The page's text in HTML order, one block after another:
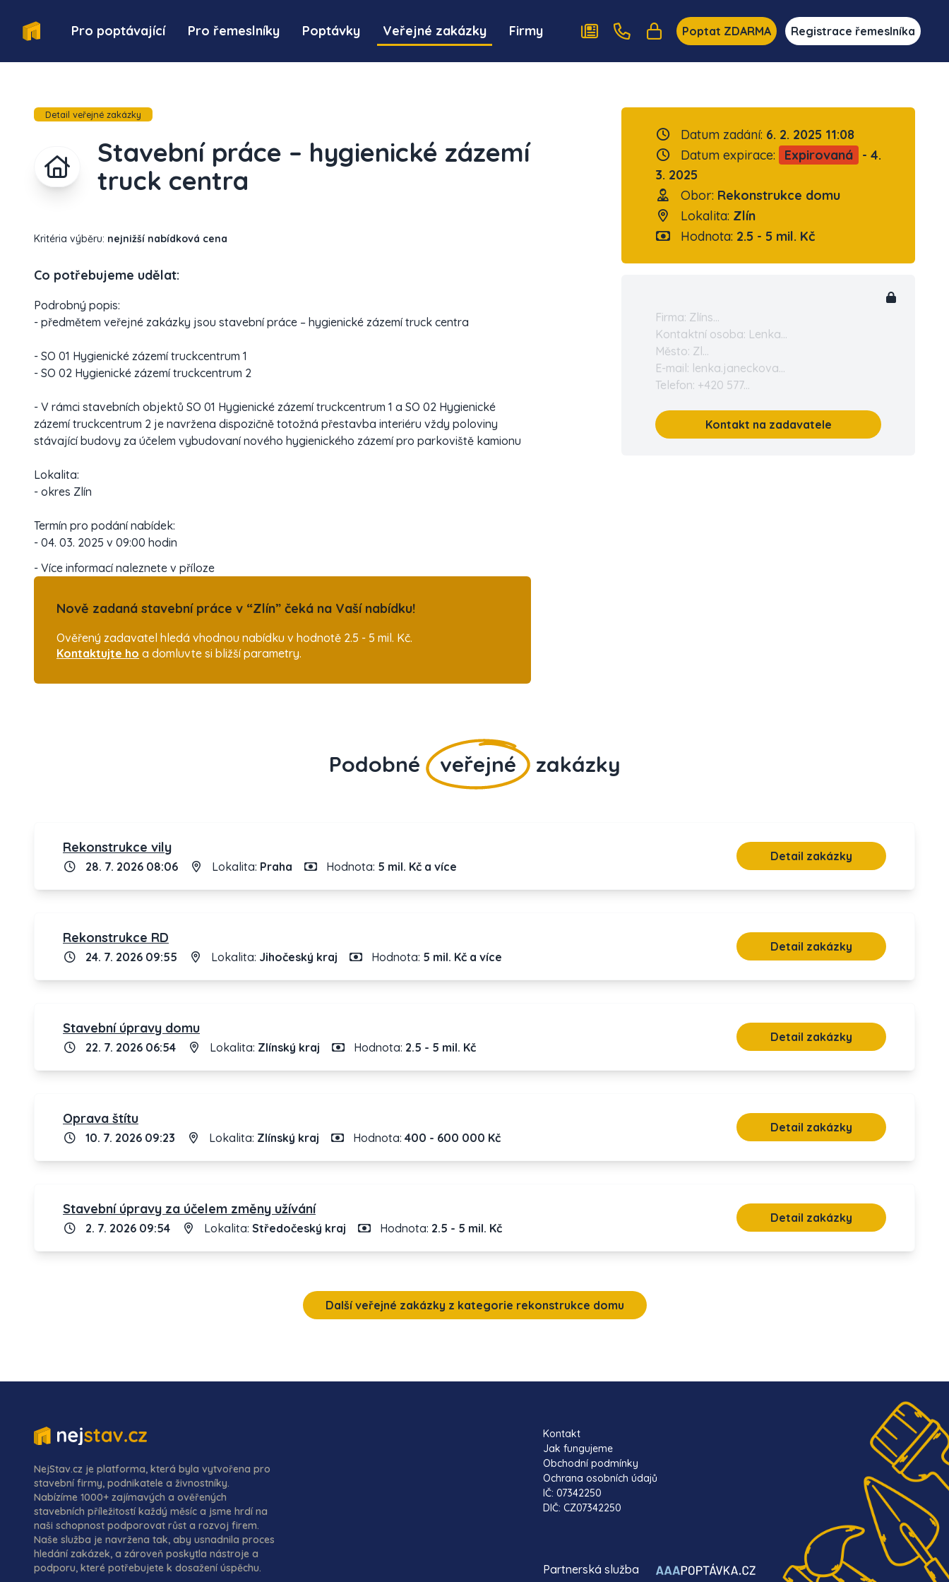
Pro poptávající Pro řemeslníky Poptávky Veřejné zakázky Firmy Poptat ZDARMA Registrace řemeslníka
Detail veřejné zakázky
Stavební práce – hygienické zázemí
truck centra
Kritéria výběru: nejnižší nabídková cena
Co potřebujeme udělat:
Podrobný popis:
- předmětem veřejné zakázky jsou stavební práce – hygienické zázemí truck centra
- SO 01 Hygienické zázemí truckcentrum 1
- SO 02 Hygienické zázemí truckcentrum 2
- V rámci stavebních objektů SO 01 Hygienické zázemí truckcentrum 1 a SO 02 Hygienické
zázemí truckcentrum 2 je navržena dispozičně totožná přestavba interiéru vždy poloviny
stávající budovy za účelem vybudovaní nového hygienického zázemí pro parkoviště kamionu
Lokalita:
- okres Zlín
Termín pro podání nabídek:
- 04. 03. 2025 v 09:00 hodin
- Více informací naleznete v příloze
Nově zadaná stavební práce v “Zlín” čeká na Vaší nabídku!
Ověřený zadavatel hledá vhodnou nabídku v hodnotě 2.5 - 5 mil. Kč.
Kontaktujte ho a domluvte si bližší parametry.
Datum zadání: 6. 2. 2025 11:08
Datum expirace:
Expirovaná
- 4.
3. 2025
Obor: Rekonstrukce domu
Lokalita: Zlín
Hodnota: 2.5 - 5 mil. Kč
Firma: Zlíns...
Kontaktní osoba: Lenka...
Město: Zl...
E-mail: lenka.janeckova...
Telefon: +420 577...
Kontakt na zadavatele
Podobné veřejné zakázky
Rekonstrukce vily
28. 7. 2026 08:06 Lokalita: Praha Hodnota: 5 mil. Kč a více
Detail zakázky
Rekonstrukce RD
24. 7. 2026 09:55 Lokalita: Jihočeský kraj Hodnota: 5 mil. Kč a více
Detail zakázky
Stavební úpravy domu
22. 7. 2026 06:54 Lokalita: Zlínský kraj Hodnota: 2.5 - 5 mil. Kč
Detail zakázky
Oprava štítu
10. 7. 2026 09:23 Lokalita: Zlínský kraj Hodnota: 400 - 600 000 Kč
Detail zakázky
Stavební úpravy za účelem změny užívání
2. 7. 2026 09:54 Lokalita: Středočeský kraj Hodnota: 2.5 - 5 mil. Kč
Detail zakázky
Další veřejné zakázky z kategorie rekonstrukce domu
NejStav.cz je platforma, která byla vytvořena pro
stavební firmy, podnikatele a živnostníky.
Nabízíme 1000+ zajímavých a ověřených
stavebních příležitostí každý měsíc a jsme hrdí na
naši schopnost podporovat růst a rozvoj firem.
Naše služba je navržena tak, aby usnadnila proces
hledání zakázek, a zároveň poskytla nástroje a
podporu, které potřebujete k dosažení úspěchu.
Kontakt
Jak fungujeme
Obchodní podmínky
Ochrana osobních údajů
IČ: 07342250
DIČ: CZ07342250
Partnerská služba